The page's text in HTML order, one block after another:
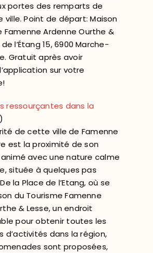
portes des remparts de
Point de départ: Maison
Famenne Ardenne Ourthe &
l’Étang 15, 6900 Marche-
Gratuit après avoir
sur votre
ressourçantes dans la
)
de cette ville de Famenne
est la proximité de son
avec une nature calme
située à quelques pas
la Place de l’Etang, où se
du Tourisme Famenne
& Lesse, un endroit
pour obtenir toutes les
d’activités dans la région,
sont proposées,